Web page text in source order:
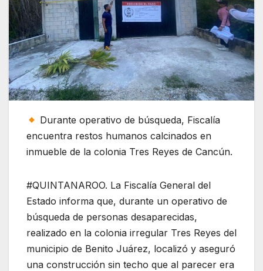
Durante operativo de búsqueda, Fiscalía
encuentra restos humanos calcinados en
inmueble de la colonia Tres Reyes de Cancún.
#QUINTANAROO. La Fiscalía General del
Estado informa que, durante un operativo de
búsqueda de personas desaparecidas,
realizado en la colonia irregular Tres Reyes del
municipio de Benito Juárez, localizó y aseguró
una construcción sin techo que al parecer era